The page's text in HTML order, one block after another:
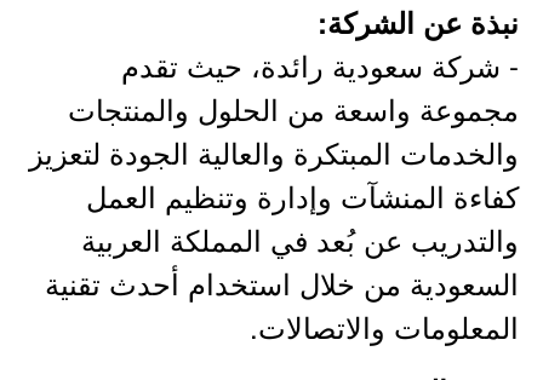
نبذة عن الشركة:
- شركة سعودية رائدة، حيث تقدم
مجموعة واسعة من الحلول والمنتجات
والخدمات المبتكرة والعالية الجودة لتعزيز
كفاءة المنشآت وإدارة وتنظيم العمل
والتدريب عن بُعد في المملكة العربية
السعودية من خلال استخدام أحدث تقنية
المعلومات والاتصالات.